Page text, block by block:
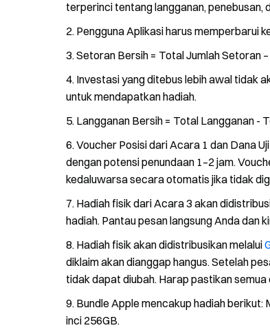
terperinci tentang langganan, penebusan,
Pengguna Aplikasi harus memperbarui
Setoran Bersih = Total Jumlah Setoran
Investasi yang ditebus lebih awal tidak
untuk mendapatkan hadiah.
Langganan Bersih = Total Langganan -
Voucher Posisi dari Acara 1 dan Dana
dengan potensi penundaan 1–2 jam.
kedaluwarsa secara otomatis jika tidak
Hadiah fisik dari Acara 3 akan
hadiah. Pantau pesan langsung Anda
Hadiah fisik akan didistribusikan melalui
diklaim akan dianggap hangus. Setelah
tidak dapat diubah. Harap pastikan
Bundle Apple mencakup hadiah berikut:
inci 256GB.